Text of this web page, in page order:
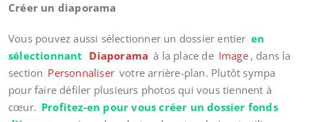
Créer un diaporama
Vous pouvez aussi sélectionner un dossier entier en
sélectionnant Diaporama à la place de Image , dans la
section Personnaliser votre arrière-plan. Plutôt sympa
pour faire défiler plusieurs photos qui vous tiennent à
cœur. Profitez-en pour vous créer un dossier fonds